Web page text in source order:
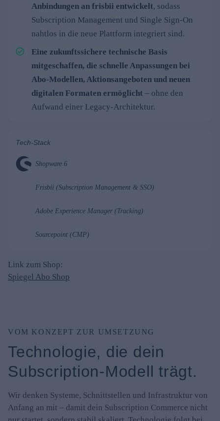
Anbindungen an frisbii entwickelt, sodass
Subscription Management und Single Sign-On
nahtlos in die neue Plattform integriert sind.
Eine zukunftssichere technische Basis
mitgeschaffen, die schnelle Anpassungen bei
Abo-Modellen, Aktionsangeboten und neuen
digitalen Formaten ermöglicht – ohne den
Aufwand einer Legacy-Architektur.
Tech-Stack
Shopware 6
Frisbii (Subscription Management & SSO)
Adobe Experience Manager (Tracking)
Sourcepoint (CMP)
Link zum Shop:
Spiegel Abo Shop
VOM KONZEPT ZUR UMSETZUNG
Technologie, die dein
Subscription-Modell trägt.
Wir denken Systeme, Schnittstellen und Infrastruktur von
Anfang an mit – damit dein Subscription Commerce nicht